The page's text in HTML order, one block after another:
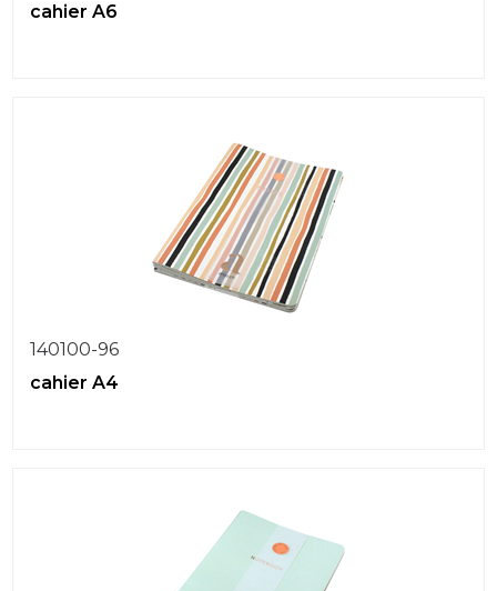
cahier A6
140100-96
cahier A4